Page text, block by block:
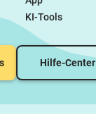
KI-Tools
Hilfe-Center